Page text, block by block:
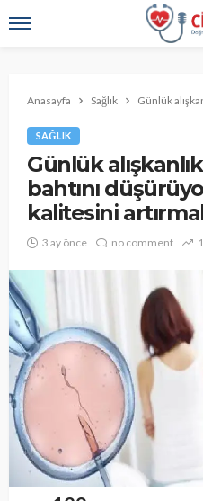
Anasayfa Sağlık Günlük
SAĞLIK
Günlük
bahtını
kalitesini
3 ay önce no comment